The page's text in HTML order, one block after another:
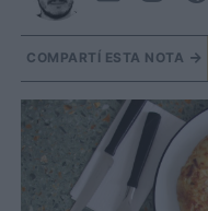
COMPARTÍ ESTA NOTA